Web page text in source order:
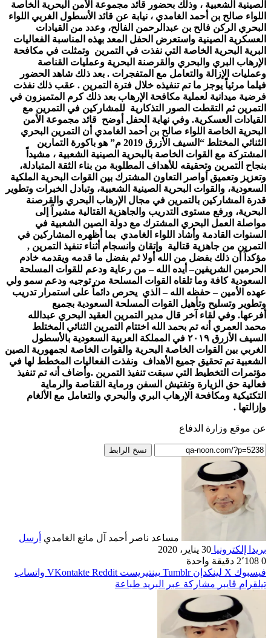
الصينية الشعبية ، وذلك بحضور قائد مجموعة الأمن البحرية الخاصة
اللواء صالح بن أحمد الغامدي ، نيابة عن قائد الأسطول الغربي اللواء
البحري الركن فالح بن عبدالرحمن الفالح، وعدد من القيادات
العسكرية الصينية واستعرض الحفل المعد بهذه المناسبة الفعاليات
البرية البحرية الخاصة التي نفذت في التمرين وتمثلت في مكافحة
الإرهاب البري والبحري والقرصنة البحرية وعمليات القناصة
وعمليات الإزالة والتعامل مع المتفجرات . بعد ذلك شاهد الحضور
فيلما مرئياً يوجز ما تم تنفيذه خلال فترة التمرين . عقب ذلك نفذت
فرضية ميدانية لعملية مكافحة الإرهاب بعد ذلك كرم المتميزون في
التمرين ثم التقطت الصور التذكارية للمشاركين في التمرين مع
القيادات العسكرية. وفي نهاية الحفل أوضح قائد مجموعة الأمن
البحرية الخاصة اللواء صالح بن أحمد الغامدي أن التمرين البحري
الثنائي المختلط “السيف الأزرق 2019 م” هو باكورة التمارين
المشتركة مع القوات الخاصة بالبحرية الصينية الشعبية ، مشيداً
بنجاح التمرين وتحقيقه للأهداف المطلوبة من بناء الثقة المتبادلة،
وتعزيز وتعميق أواصر التعاون المشترك بين القوات البحرية الملكية
السعودية، والقوات البحرية الصينية الشعبية، وتبادل الخبرات وتطوير
قدرة المشاركين بالتمرين في مجال الإرهاب البحري والقرصنة
البحرية، ورفع مستوى التدريب والجاهزية القتالية مشيراً إلى
مواصلة العمل البحري المشترك مع دولة الصين الشعبية في
السنوات القادمة وأشاد اللواء الغامدي بما أظهره المشاركين في
التمرين من جاهزية قتالية وإتقان وانسجام أثناء تنفيذ التمرين ,
مؤكداً أن ذلك بفضل من الله أولا ثم بفضل ما قدمه ويقدمه خادم
الحرمين الشريفين– أيده الله – من رعاية ودعم للقوات المسلحة
السعودية كافة وما تلقاه القوات المسلحة من توجيه ودعم سمو ولي
عهده الأمين – حفظه الله – الذي يحرص دائماً على استمرار تدريب
وتطوير وتسليح وتأهيل القوات المسلحة السعودية بجميع
أفرعها. وفي لقاء آخر قال مدير التمرين العقيد البحري عبدالله
محمد العمري أنه تم بحمد الله اختتام التمرين الثنائي المختلط
السيف الأزرق ٢٠١٩ في المملكة العربية السعودية بالأسطول
الغربي بين القوات الخاصة البحرية والقوات الخاصة لجمهورية الصين
الشعبية تم تحقيق جميع الأهداف ونفذت الفعاليات المخطط لها في
مؤتمرات التخطيط التي سبقت تنفيذ التمرين .وأضاف أنه تم تنفيذ
فعالية حق الزيارة وتفتيش السفن ورماية القناصة والرماية
التكتيكية ومكافحة الإرهاب البري والبحري والتعامل مع الألغام
وإزالتها .
عن موقع وزارة الدفاع
نسخ الرابط
مساعد ناصر أحمد آل مانع الغامدي أرسل
بريدا إلكترونيا 30 يناير، 2020
0
دقيقة واحدة
فيسبوك ‫X لينكدإن بينتيريست
واتساب
تيلقرام ڤايبر مشاركة عبر البريد طباعة